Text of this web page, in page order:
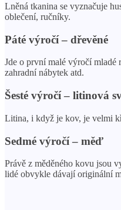
Lněná tkanina se vyznačuje
oblečení, ručníky.
Páté výročí – dřevěné
Jde o první malé výročí mladé
zahradní nábytek atd.
Šesté výročí – litinová
Litina, i když je kov, je velmi
Sedmé výročí – měď
Právě z měděného kovu jsou
lidé obvykle dávají originální